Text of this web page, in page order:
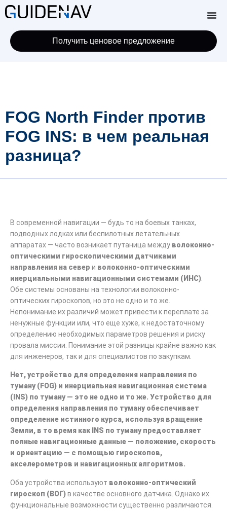
Получить ценовое предложение
FOG North Finder против
FOG INS: в чем реальная
разница?
В современной навигации — будь то на боевых танках,
подводных лодках или беспилотных летательных
аппаратах — часто возникает путаница между волоконно-
оптическими гироскопическими датчиками
направления на север и волоконно-оптическими
инерциальными навигационными системами (ИНС)
Обе системы основаны на технологии волоконно-
оптических гироскопов, но это не одно и то же.
Непонимание их различий может привести к переплате за
ненужные функции или, что еще хуже, к недостаточному
определению необходимых параметров решения и риску
провала миссии. Понимание этой разницы крайне важно как
для инженеров, так и для специалистов по закупкам.
Нет, устройство для определения направления по
туману (FOG) и инерциальная навигационная система
(INS) по туману — это не одно и то же. Устройство для
определения направления по туману обеспечивает
определение истинного курса, используя вращение
Земли, в то время как INS по туману предоставляет
полные навигационные данные — положение, скорость
и ориентацию — с помощью гироскопов,
акселерометров и навигационных алгоритмов.
Оба устройства используют волоконно-оптический
гироскоп (ВОГ)в качестве основного датчика. Однако их
функциональные возможности существенно различаются.